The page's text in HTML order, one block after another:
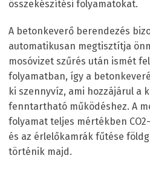
összekészítési folyamatokat.
A betonkeverő berendezés
automatikusan megtisztítja
mosóvizet szűrés után ismét
folyamatban, így a
ki szennyvíz, ami hozzájárul a
fenntartható működéshez. A
folyamat teljes mértékben
és az érlelőkamrák fűtése
történik majd.